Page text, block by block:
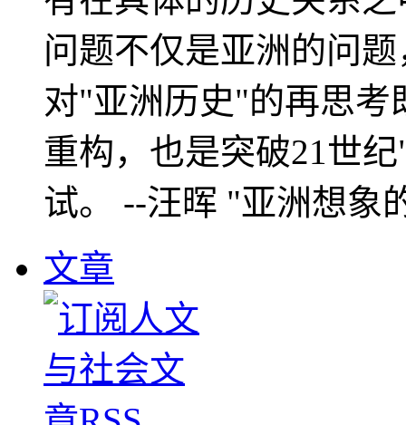
问题不仅是亚洲的问
对"亚洲历史"的再思考
重构，也是突破21世
试。 --汪晖 "亚洲想象
文章